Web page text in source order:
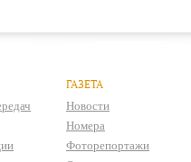
ГАЗЕТА
Новости
Номера
Фоторепортажи